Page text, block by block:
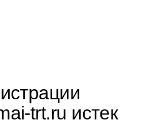
trt.ru истек